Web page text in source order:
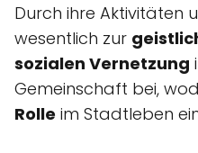
Durch ihre Aktivitäten
wesentlich zur
sozialen Vernetzung
Gemeinschaft bei,
Rolle im Stadtleben